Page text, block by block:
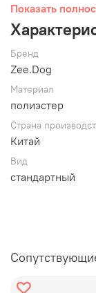
Показать
Бренд
Zee.Dog
Материал
полиэстер
Страна
Китай
Вид
стандартный